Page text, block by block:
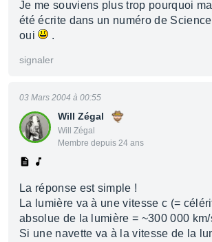
Je me souviens plus trop pourquoi
été écrite dans un numéro de
oui
.
signaler
Will Zégal
Will Zégal
Membre depuis 24 ans
03 Mars 2004 à 00:55
La réponse est simple !
La lumière va à une vitesse c (=
absolue de la lumière = ~300 000 km/
Si une navette va à la vitesse de la